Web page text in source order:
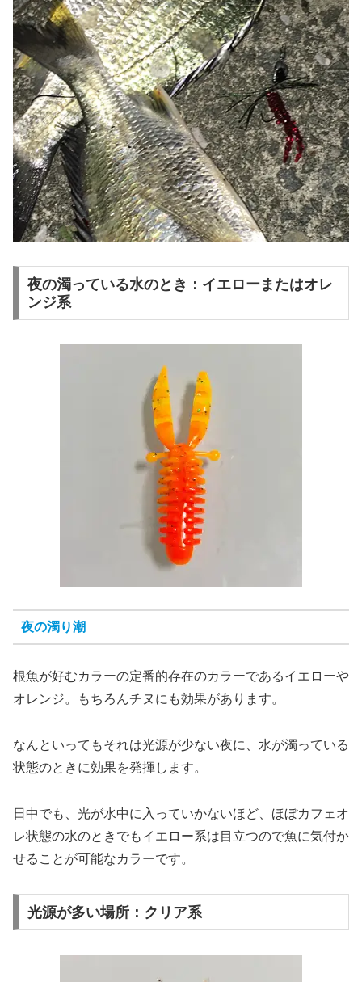
夜の濁っている水のとき：イエローまたはオレ
ンジ系
夜の濁り潮
根魚が好むカラーの定番的存在のカラーであるイエローや
オレンジ。もちろんチヌにも効果があります。
なんといってもそれは光源が少ない夜に、水が濁っている
状態のときに効果を発揮します。
日中でも、光が水中に入っていかないほど、ほぼカフェオ
レ状態の水のときでもイエロー系は目立つので魚に気付か
せることが可能なカラーです。
光源が多い場所：クリア系